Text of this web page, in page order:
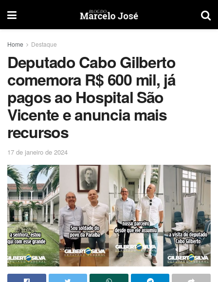
Home Destaque
Deputado Cabo Gilberto
comemora R$ 600 mil, já
pagos ao Hospital São
Vicente e anuncia mais
recursos
17 de janeiro de 2024